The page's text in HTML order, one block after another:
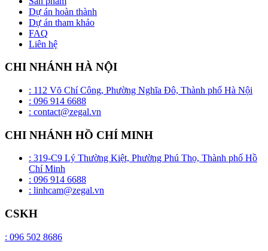
Dự án hoàn thành
Dự án tham khảo
FAQ
Liên hệ
CHI NHÁNH HÀ NỘI
: 112 Võ Chí Công, Phường Nghĩa Đô, Thành phố Hà Nội
: 096 914 6688
: contact@zegal.vn
CHI NHÁNH HỒ CHÍ MINH
: 319-C9 Lý Thường Kiệt, Phường Phú Thọ, Thành phố Hồ
Chí Minh
: 096 914 6688
: linhcam@zegal.vn
CSKH
: 096 502 8686